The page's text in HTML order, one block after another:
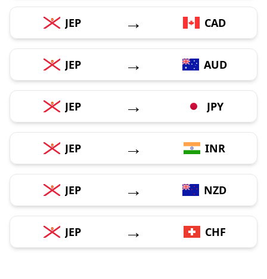
JEP → CAD
JEP → AUD
JEP → JPY
JEP → INR
JEP → NZD
JEP → CHF